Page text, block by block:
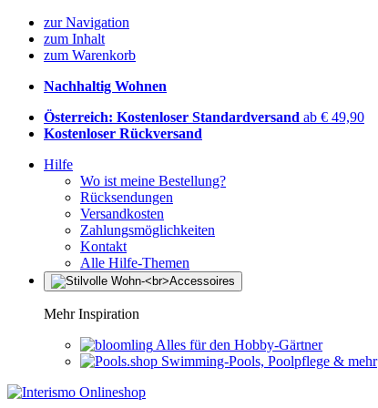
zur Navigation
zum Inhalt
zum Warenkorb
Nachhaltig Wohnen
Österreich: Kostenloser Standardversand ab € 49,90
Kostenloser Rückversand
Hilfe
Wo ist meine Bestellung?
Rücksendungen
Versandkosten
Zahlungsmöglichkeiten
Kontakt
Alle Hilfe-Themen
Mehr Inspiration
Alles für den Hobby-Gärtner
Swimming-Pools, Poolpflege & mehr